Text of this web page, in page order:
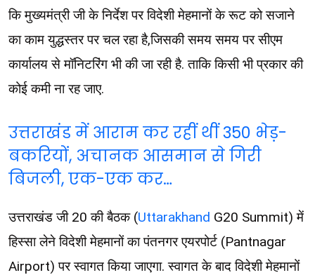
कि मुख्यमंत्री जी के निर्देश पर विदेशी मेहमानों के रूट को सजाने
का काम युद्धस्तर पर चल रहा है,जिसकी समय समय पर सीएम
कार्यालय से मॉनिटरिंग भी की जा रही है. ताकि किसी भी प्रकार की
कोई कमी ना रह जाए.
उत्तराखंड में आराम कर रहीं थीं 350 भेड़-
बकरियों, अचानक आसमान से गिरी
बिजली, एक-एक कर…
उत्तराखंड जी 20 की बैठक (Uttarakhand G20 Summit) में
हिस्सा लेने विदेशी मेहमानों का पंतनगर एयरपोर्ट (Pantnagar
Airport) पर स्वागत किया जाएगा. स्वागत के बाद विदेशी मेहमानों